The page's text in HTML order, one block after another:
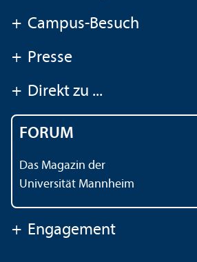
+ Campus-Besuch
+ Presse
+ Direkt zu ...
FORUM
Das Magazin der
Universität Mannheim
+ Engagement